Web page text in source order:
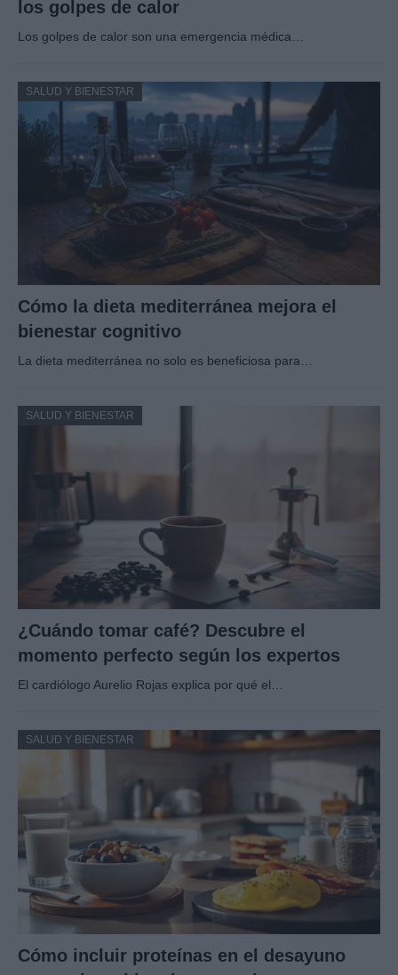
los golpes de calor
Los golpes de calor son una emergencia médica…
SALUD Y BIENESTAR
Cómo la dieta mediterránea mejora el
bienestar cognitivo
La dieta mediterránea no solo es beneficiosa para…
SALUD Y BIENESTAR
¿Cuándo tomar café? Descubre el
momento perfecto según los expertos
El cardiólogo Aurelio Rojas explica por qué el…
SALUD Y BIENESTAR
Cómo incluir proteínas en el desayuno